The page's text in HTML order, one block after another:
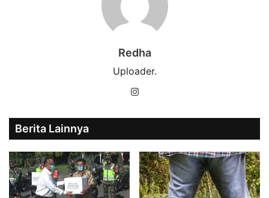
Redha
Uploader.
Instagram
Berita Lainnya